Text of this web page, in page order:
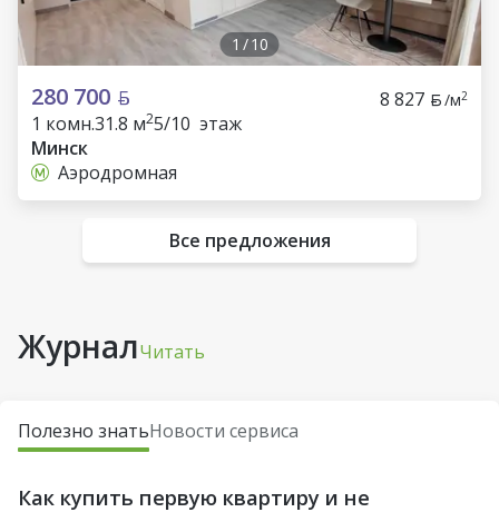
1 /10
280 700 8 827 /м2
1 комн.31.8 м25/10 этаж
Минск
Аэродромная
Все предложения
ЖурналЧитать
Полезно знатьНовости сервиса
Как купить первую квартиру и не